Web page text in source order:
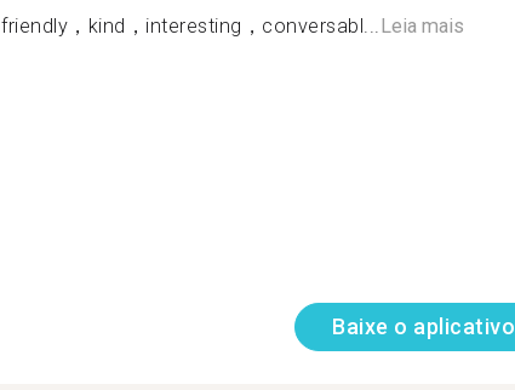
friendly，kind，interesting，conversabl...Leia mais
Baixe o aplicativo